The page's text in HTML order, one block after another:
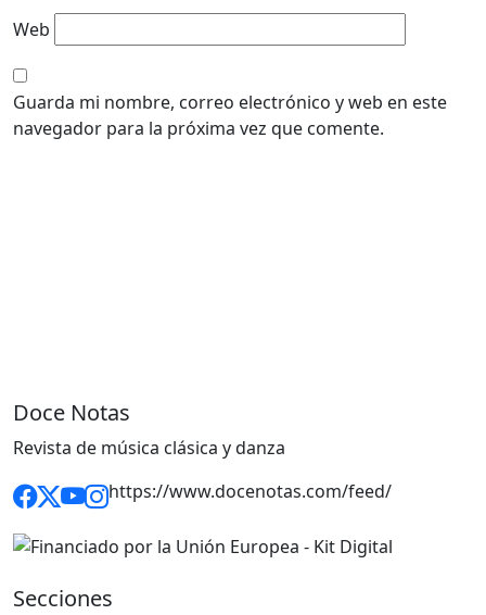
Web
Guarda mi nombre, correo electrónico y web en este
navegador para la próxima vez que comente.
Doce Notas
Revista de música clásica y danza
https://www.docenotas.com/feed/
Secciones